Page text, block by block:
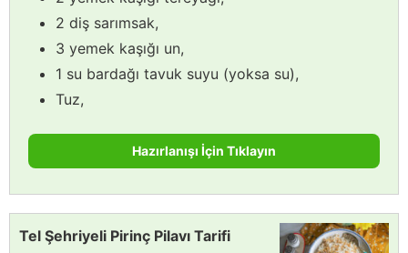
2 diş sarımsak,
3 yemek kaşığı un,
1 su bardağı tavuk suyu (yoksa su),
Tuz,
Hazırlanışı İçin Tıklayın
Tel Şehriyeli Pirinç Pilavı Tarifi